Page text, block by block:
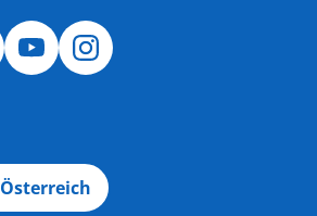
Österreich